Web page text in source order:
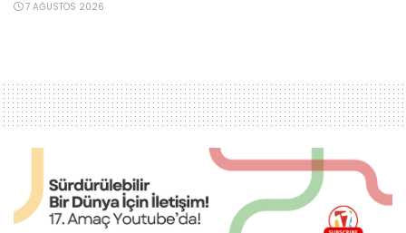
7 AĞUSTOS 2026